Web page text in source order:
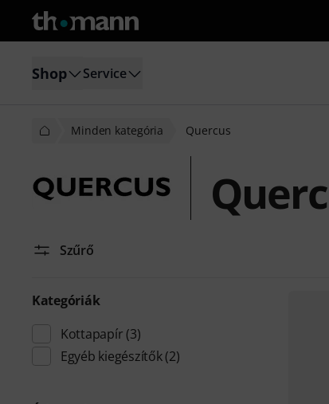
Shop Service
Minden kategória Quercus
Szűrő
Kategóriák
Kottapapír (3)
Egyéb kiegészítők(2)